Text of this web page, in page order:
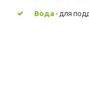
Вода - для